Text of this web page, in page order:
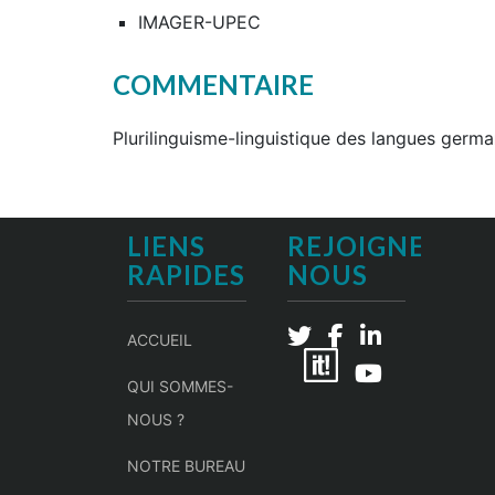
IMAGER-UPEC
COMMENTAIRE
Plurilinguisme-linguistique des langues
LIENS
RAPIDES
ACCUEIL
QUI SOMMES-
NOUS ?
NOTRE BUREAU
REJOIGNEZ-
NOUS